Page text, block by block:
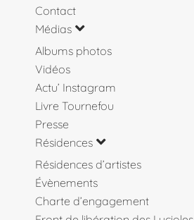
Contact
Médias
Albums photos
Vidéos
Actu’ Instagram
Livre Tournefou
Presse
Résidences
Résidences d’artistes
Évènements
Charte d’engagement